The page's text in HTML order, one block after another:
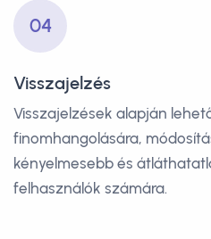
04
Visszajelzés
Visszajelzések alapján
finomhangolására,
kényelmesebb és
felhasználók számára.